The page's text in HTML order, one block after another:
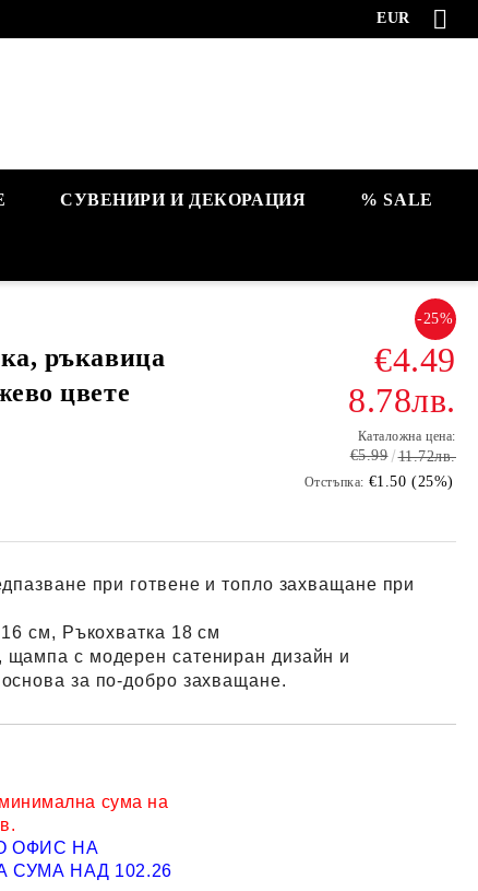
EUR
СУВЕНИРИ И ДЕКОРАЦИЯ % SALE
ръкавица
цвете
-25%
€4.49
8.78лв.
Каталожна цена:
€5.99 11.72лв.
Отстъпка: €1.50 (25%)
при готвене и топло захващане при
см, Ръкохватка 18 см
щампа с модерен сатениран дизайн и
за по-добро захващане.
сума на
ОФИС НА
СУМА НАД 102.26